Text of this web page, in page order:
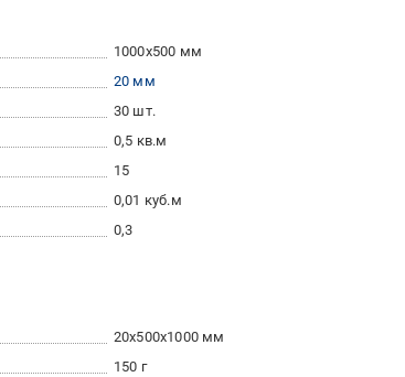
1000x500 мм
20 мм
30 шт.
0,5 кв.м
15
0,01 куб.м
0,3
20x500x1000 мм
150 г